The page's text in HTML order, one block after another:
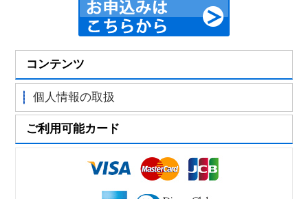
コンテンツ
個人情報の取扱
ご利用可能カード